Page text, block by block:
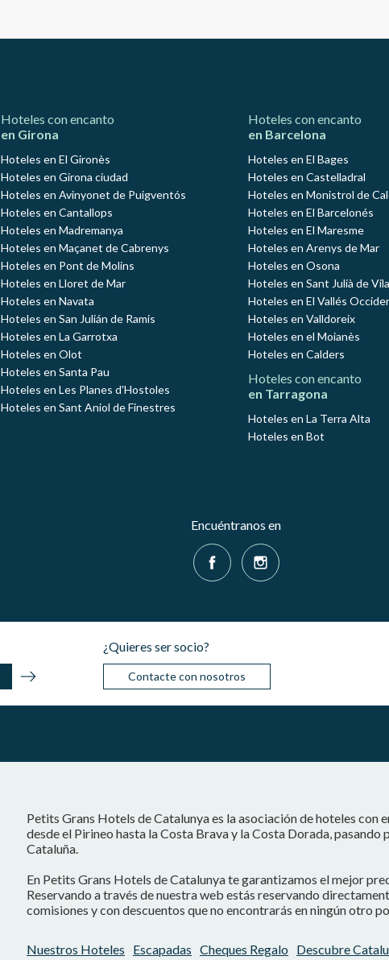
Hoteles con encanto
en Girona
Hoteles en El Gironès
Hoteles en Girona ciudad
Hoteles en Avinyonet de Puigventós
Hoteles en Cantallops
Hoteles en Madremanya
Hoteles en Maçanet de Cabrenys
Hoteles en Pont de Molins
Hoteles en Lloret de Mar
Hoteles en Navata
Hoteles en San Julián de Ramis
Hoteles en La Garrotxa
Hoteles en Olot
Hoteles en Santa Pau
Hoteles en Les Planes d'Hostoles
Hoteles en Sant Aniol de Finestres
Hoteles con encanto
en Barcelona
Hoteles en El Bages
Hoteles en Castelladral
Hoteles en Monistrol de
Hoteles en El Barcelonés
Hoteles en El Maresme
Hoteles en Arenys de Mar
Hoteles en Osona
Hoteles en Sant Julià de
Hoteles en El Vallés
Hoteles en Valldoreix
Hoteles en el Moianès
Hoteles en Calders
Hoteles con encanto
en Tarragona
Hoteles en La Terra Alta
Hoteles en Bot
Encuéntranos en
¿Quieres ser socio?
Contacte con nosotros
Petits Grans Hotels de Catalunya es la asociación de hoteles con
desde el Pirineo hasta la Costa Brava y la Costa Dorada, pasando
Cataluña.
En Petits Grans Hotels de Catalunya te garantizamos el mejor
Reservando a través de nuestra web estás reservando
comisiones y con descuentos que no encontrarás en ningún otro
Nuestros Hoteles Escapadas Cheques Regalo Descubre